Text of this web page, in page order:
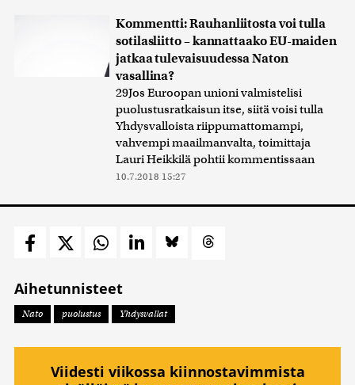
Kommentti: Rauhanliitosta voi tulla
sotilasliitto – kannattaako EU-maiden
jatkaa tulevaisuudessa Naton
vasallina?
29Jos Euroopan unioni valmistelisi
puolustusratkaisun itse, siitä voisi tulla
Yhdysvalloista riippumattomampi,
vahvempi maailmanvalta, toimittaja
Lauri Heikkilä pohtii kommentissaan
10.7.2018 15:27
Aihetunnisteet
Nato puolustus Yhdysvallat
Viidesti viikossa kiinnostavimmista